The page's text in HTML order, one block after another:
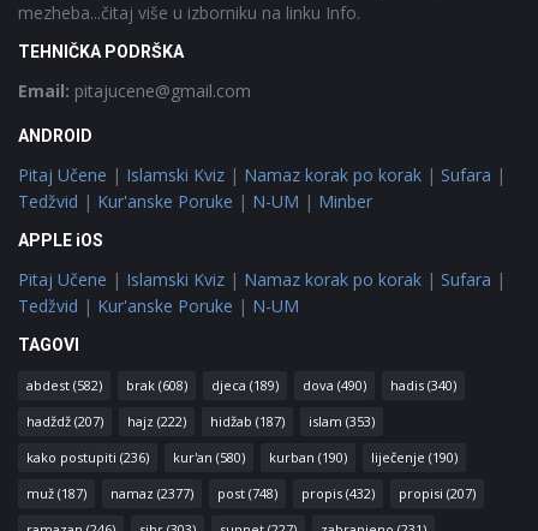
mezheba...čitaj više u izborniku na linku Info.
TEHNIČKA PODRŠKA
Email: pitajucene@gmail.com
ANDROID
Pitaj Učene | Islamski Kviz | Namaz korak po korak | Sufara |
Tedžvid | Kur'anske Poruke | N-UM | Minber
APPLE iOS
Pitaj Učene | Islamski Kviz | Namaz korak po korak | Sufara |
Tedžvid | Kur'anske Poruke | N-UM
TAGOVI
abdest (582) brak (608) djeca (189) dova (490) hadis (340)
hadždž (207) hajz (222) hidžab (187) islam (353)
kako postupiti (236) kur'an (580) kurban (190) liječenje (190)
muž (187) namaz (2377) post (748) propis (432) propisi (207)